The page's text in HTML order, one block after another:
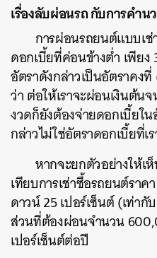
เรื่องลับผ่อนรถ กับการคำ
การผ่อนรถยนต์แบบเ
ดอกเบี้ยที่ค่อนข้างต่ำ เพียง
อัตราดังกล่าวเป็นอัตราคง
ว่า ต่อให้เราจะผ่อนเงินต้
งวดก็ยังต้องจ่ายดอกเบี้ยใ
กล่าวไม่ใช่อัตราดอกเบี้ยที่เ
หากจะยกตัวอย่างให้เ
เทียบการเช่าซื้อรถยนต์รา
ดาวน์ 25 เปอร์เซ็นต์ (เท่า
ส่วนที่ต้องผ่อนจำนวน
เปอร์เซ็นต์ต่อปี